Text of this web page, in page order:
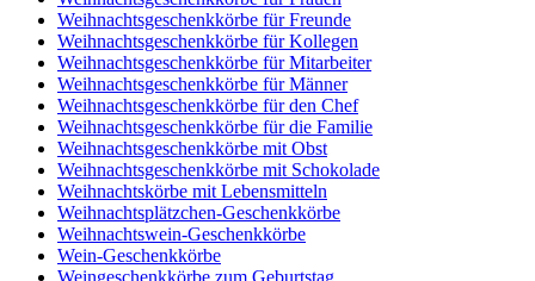
Weihnachtsgeschenkkörbe für Freunde
Weihnachtsgeschenkkörbe für Kollegen
Weihnachtsgeschenkkörbe für Mitarbeiter
Weihnachtsgeschenkkörbe für Männer
Weihnachtsgeschenkkörbe für den Chef
Weihnachtsgeschenkkörbe für die Familie
Weihnachtsgeschenkkörbe mit Obst
Weihnachtsgeschenkkörbe mit Schokolade
Weihnachtskörbe mit Lebensmitteln
Weihnachtsplätzchen-Geschenkkörbe
Weihnachtswein-Geschenkkörbe
Wein-Geschenkkörbe
Weingeschenkkörbe zum Geburtstag